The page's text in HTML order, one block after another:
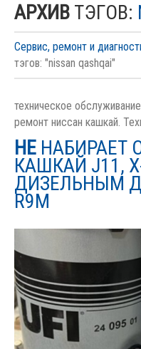
АРХИВ ТЭГОВ:
Сервис, ремонт и
тэгов: "nissan qashqai"
техническое
ремонт ниссан кашкай.
НЕ НАБИРАЕТ
КАШКАЙ J11,
ДИЗЕЛЬНЫМ
R9M